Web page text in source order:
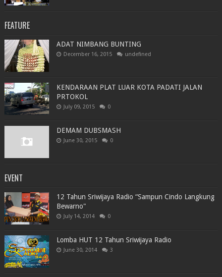
FEATURE
ADAT NIMBANG BUNTING
December 16, 2015 undefined
KENDARAAN PLAT LUAR KOTA PADATI JALAN
PRTOKOL
July 09, 2015 0
DEMAM DUBSMASH
June 30, 2015 0
EVENT
12 Tahun Sriwijaya Radio “Sampun Cindo Langkung
Bewarno"
July 14, 2014 0
Lomba HUT 12 Tahun Sriwijaya Radio
June 30, 2014 3